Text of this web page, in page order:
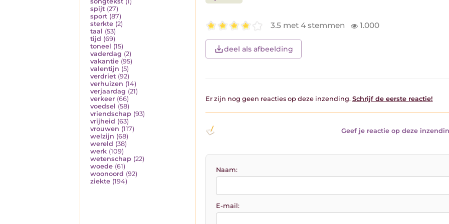
spijt (27)
sport (87)
sterkte (2)
taal (53)
tijd (69)
toneel (15)
vaderdag (2)
vakantie (95)
valentijn (5)
verdriet (92)
verhuizen (14)
verjaardag (21)
verkeer (66)
voedsel (58)
vriendschap (93)
vrijheid (63)
vrouwen (117)
welzijn (68)
wereld (38)
werk (109)
wetenschap (22)
woede (61)
woonoord (92)
ziekte (194)
3.5 met 4 stemmen 1.000
deel als afbeelding
Er zijn nog geen reacties op deze inzending. Schrijf de eerste reactie!
Geef je reactie op deze
Naam:
E-mail: